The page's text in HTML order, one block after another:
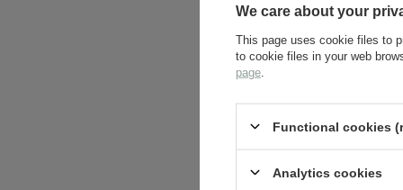
la
Le
de
We care about your
This page uses cookie files to
to cookie files in your web
page
Functional cookies
Analytics cookies